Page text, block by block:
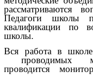
рассматриваются
Педагоги школы
квалификации по
школы.
Вся работа в школе
проводимых
проводится